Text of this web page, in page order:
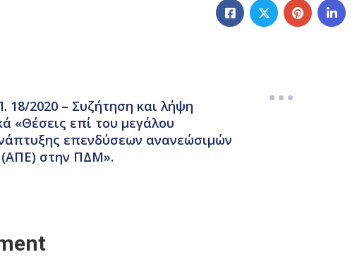
2020 – Συζήτηση και λήψη
«Θέσεις επί του μεγάλου
επενδύσεων ανανεώσιμών
(ΑΠΕ) στην ΠΔΜ».